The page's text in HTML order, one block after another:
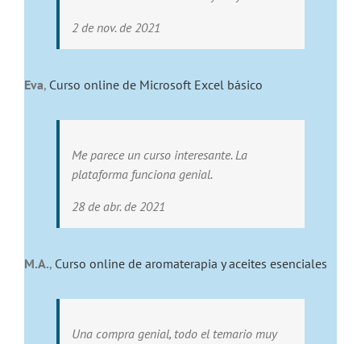
2 de nov. de 2021
Eva, Curso online de Microsoft Excel básico
Me parece un curso interesante. La
plataforma funciona genial.
28 de abr. de 2021
M.A., Curso online de aromaterapia y aceites esenciales
Una compra genial, todo el temario muy